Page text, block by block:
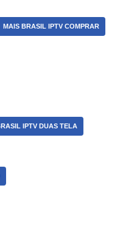
MAIS BRASIL IPTV COMPRAR
IPTV DUAS TELA